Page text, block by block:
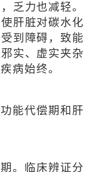
乏力也减轻。
肝脏对碳水化
到障碍，致能
实、虚实夹杂
病始终。
能代偿期和肝
。临床辨证分